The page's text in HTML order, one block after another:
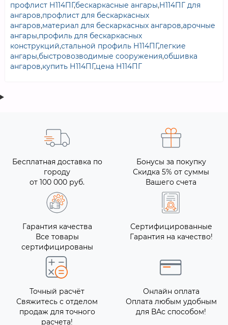
профлист Н114ПГ,бескаркасные ангары,Н114ПГ для
ангаров,профлист для бескаркасных
ангаров,материал для бескаркасных ангаров,арочные
ангары,профиль для бескаркасных
конструкций,стальной профиль Н114ПГ,легкие
ангары,быстровозводимые сооружения,обшивка
ангаров,купить Н114ПГ,цена Н114ПГ
Бесплатная доставка по
городу
от 100 000 руб.
Бонусы за покупку
Скидка 5% от суммы
Вашего счета
Гарантия качества
Все товары
сертифицированы
Сертифицированные
Гарантия на качество!
Точный расчёт
Свяжитесь с отделом
продаж для точного
расчета!
Онлайн оплата
Оплата любым удобным
для ВАс способом!